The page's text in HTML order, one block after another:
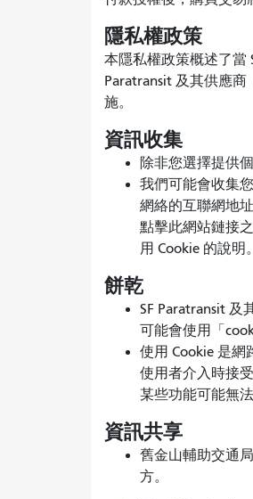
隱私權政策
本隱私權政策概述了當
Paratransit 及其供應
施。
資訊收集
除非您選擇提供
我們可能會收集
網絡的互聯網地
點擊此網站鏈接
用 Cookie 的說明。
餅乾
SF Paratransit
可能會使用「
使用 Cookie 是網
使用者介入時接
某些功能可能無
資訊共享
舊金山輔助交通
方。